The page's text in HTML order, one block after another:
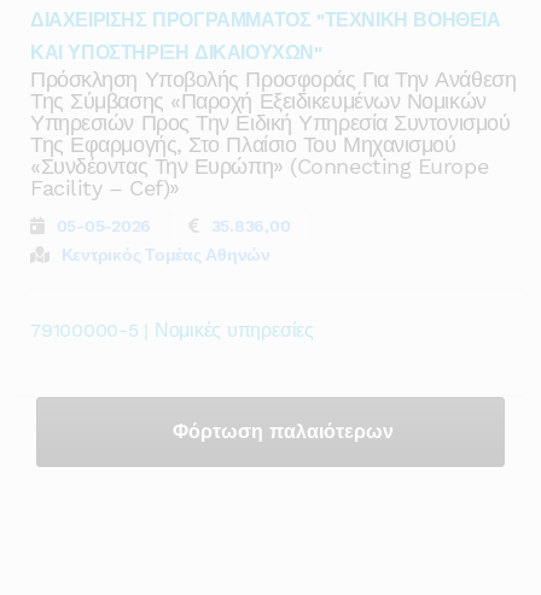
ΔΙΑΧΕΙΡΙΣΗΣ ΠΡΟΓΡΑΜΜΑΤΟΣ "ΤΕΧΝΙΚΗ ΒΟΗΘΕΙΑ
ΚΑΙ ΥΠΟΣΤΗΡΙΞΗ ΔΙΚΑΙΟΥΧΩΝ"
Πρόσκληση Υποβολής Προσφοράς Για Την Ανάθεση
Της Σύμβασης «παροχή Εξειδικευμένων Νομικών
Υπηρεσιών Προς Την Ειδική Υπηρεσία Συντονισμού
Της Εφαρμογής, Στο Πλαίσιο Του Μηχανισμού
«συνδέοντας Την Ευρώπη» (connecting Europe
Facility – Cef)»
05-05-2026
35.836,00
Κεντρικός Τομέας Αθηνών
79100000-5 | Νομικές υπηρεσίες
Φόρτωση παλαιότερων